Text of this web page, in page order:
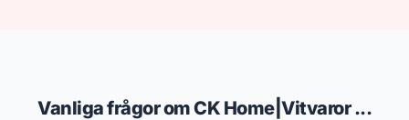
Vanliga frågor om CK Home|Vitvaror ...